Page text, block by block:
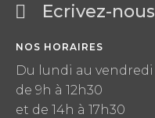
Ecrivez-nous
NOS HORAIRES
Du lundi au vendredi
de 9h à 12h30
et de 14h à 17h30